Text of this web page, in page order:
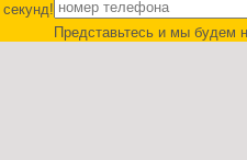
секунд!
Представьтесь и мы будем